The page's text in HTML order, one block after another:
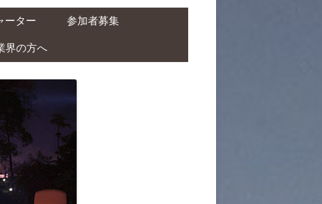
ーター
ャーター ( ドライバー付
イクチャーター ( ドライバ
付レンタルバイク )
参加者募集
界の方へ